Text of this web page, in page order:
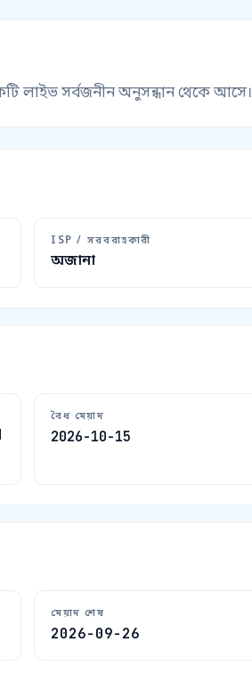
লাইভ সর্বজনীন অনুসন্ধান থেকে আসে।
ISP / সরবরাহকারী
অজানা
বৈধ মেয়াদ
2026-10-15
মেয়াদ শেষ
2026-09-26